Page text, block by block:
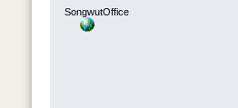
SongwutOffice